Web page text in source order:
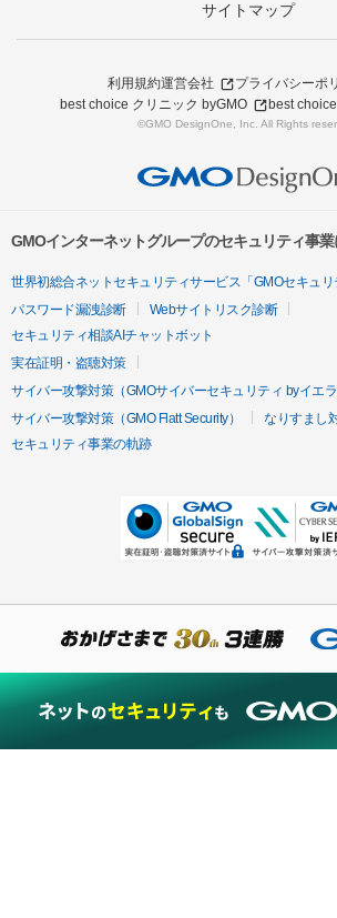
サイトマップ
利用規約運営会社
プライバシーポ
best choice クリニック byGMO
best
©GMO DesignOne, Inc. All Rights
GMOインターネットグループのセキュリティ事
世界初総合ネットセキュリティサービス「GMOセキュリ
パスワード漏洩診断
Webサイトリスク診断
セキュリティ相談AIチャットボット
実在証明・盗聴対策
サイバー攻撃対策（GMOサイバーセキュリティ byイエラ
サイバー攻撃対策（GMO Flatt Security）
なりすまし
セキュリティ事業の軌跡